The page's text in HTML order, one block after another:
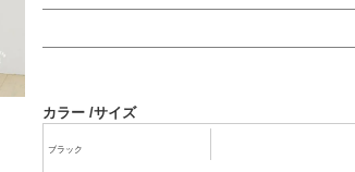
カラー サイズ
ブラック